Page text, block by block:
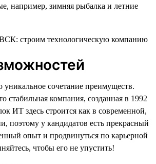
например, зимняя рыбалка и летние
сочетание преимуществ.
стабильная компания, созданная в 1992
ИТ здесь строится как в современной,
поэтому у кандидатов есть прекрасный
опыт и продвинуться по карьерной
чтобы его не упустить!